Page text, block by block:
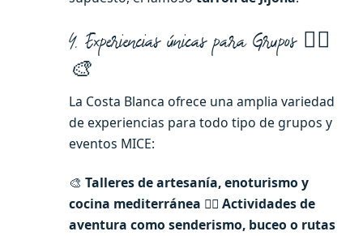
4. Experiencias únicas para Grupos 🚴‍♂️
🎨
La Costa Blanca ofrece una amplia variedad
de experiencias para todo tipo de grupos y
eventos MICE:
🎨 Talleres de artesanía, enoturismo y
cocina mediterránea 🚴‍♂️ Actividades de
aventura como senderismo, buceo o rutas